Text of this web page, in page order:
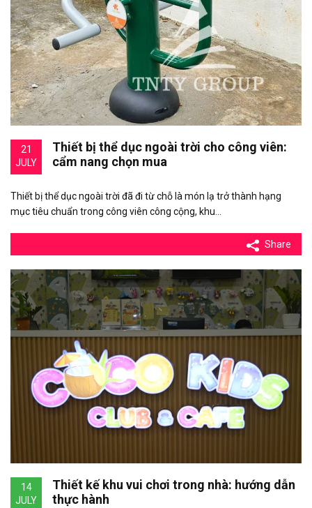
21
JULY
Thiết bị thể dục ngoài trời cho công viên:
cẩm nang chọn mua
Thiết bị thể dục ngoài trời đã đi từ chỗ là món lạ trở thành hạng
mục tiêu chuẩn trong công viên công cộng, khu…
Share
14
JULY
Thiết kế khu vui chơi trong nhà: hướng dẫn
thực hành